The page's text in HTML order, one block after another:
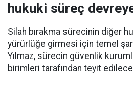
hukuki süreç
Silah bırakma sürecinin diğer
yürürlüğe girmesi için temel
Yılmaz, sürecin güvenlik
birimleri tarafından teyit